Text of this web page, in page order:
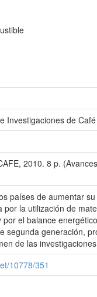
Investigaciones de
2010. 8 p.
países de aumentar
por la utilización de
por el balance
segunda generación,
de las
10778/351